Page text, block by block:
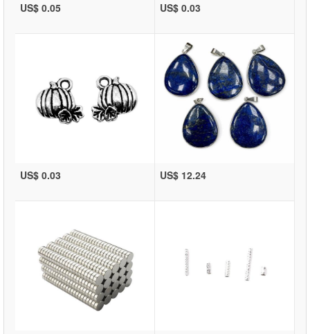
US$ 0.05 US$ 0.03
US$ 0.03 US$ 12.24